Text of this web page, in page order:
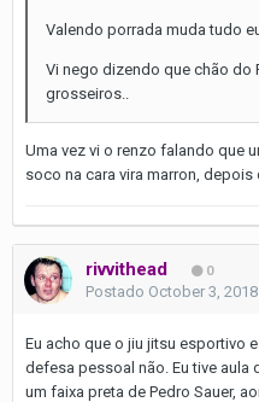
Valendo porrada muda tudo eu
Vi nego dizendo que chão do
grosseiros..
Uma vez vi o renzo falando que
soco na cara vira marron, depois
rivvithead 0
Postado October 3, 2018
Eu acho que o jiu jitsu esportivo
defesa pessoal não. Eu tive
um faixa preta de Pedro Sauer,